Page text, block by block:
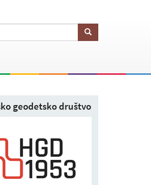
geodetsko društvo